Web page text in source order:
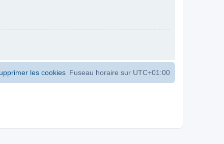
Fuseau horaire sur UTC+01:00
les cookies